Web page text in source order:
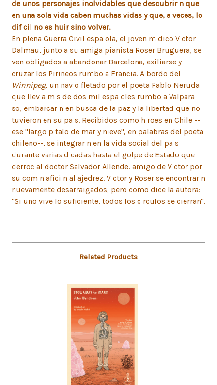
de unos personajes inolvidables que descubrir n que
en una sola vida caben muchas vidas y que, a veces, lo
dif cil no es huir sino volver.
En plena Guerra Civil espa ola, el joven m dico V ctor
Dalmau, junto a su amiga pianista Roser Bruguera, se
ven obligados a abandonar Barcelona, exiliarse y
cruzar los Pirineos rumbo a Francia. A bordo del
Winnipeg, un nav o fletado por el poeta Pablo Neruda
que llev a m s de dos mil espa oles rumbo a Valpara
so, embarcar n en busca de la paz y la libertad que no
tuvieron en su pa s. Recibidos como h roes en Chile --
ese "largo p talo de mar y nieve", en palabras del poeta
chileno--, se integrar n en la vida social del pa s
durante varias d cadas hasta el golpe de Estado que
derroc al doctor Salvador Allende, amigo de V ctor por
su com n afici n al ajedrez. V ctor y Roser se encontrar n
nuevamente desarraigados, pero como dice la autora:
"Si uno vive lo suficiente, todos los c rculos se cierran".
Related Products